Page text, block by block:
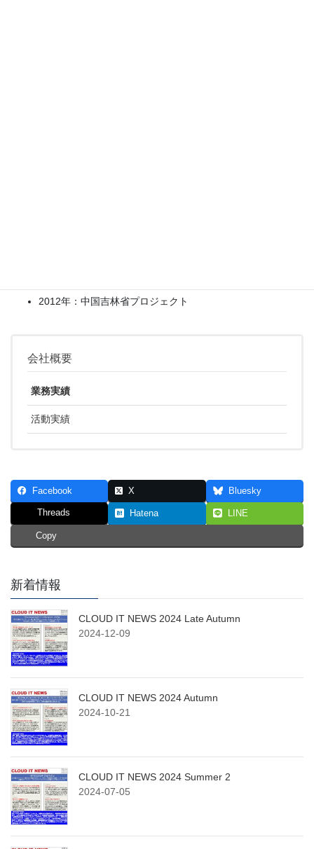
2012年：中国吉林省プロジェクト
会社概要
業務実績
活動実績
Facebook X Bluesky
Threads Hatena LINE
Copy
新着情報
CLOUD IT NEWS 2024 Late Autumn
2024-12-09
CLOUD IT NEWS 2024 Autumn
2024-10-21
CLOUD IT NEWS 2024 Summer 2
2024-07-05